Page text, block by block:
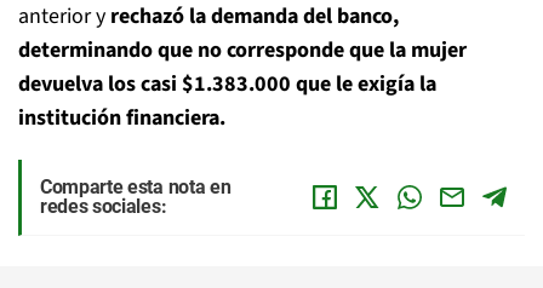
anterior y rechazó la demanda del banco,
determinando que no corresponde que la mujer
devuelva los casi $1.383.000 que le exigía la
institución financiera.
Comparte esta nota en
redes sociales: